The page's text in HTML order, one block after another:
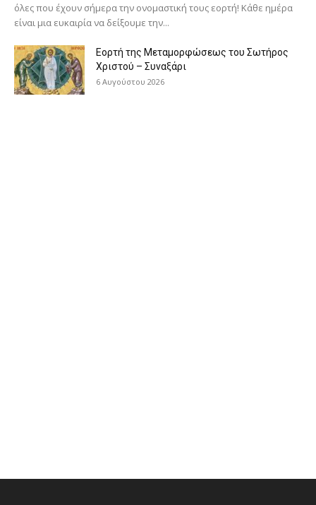
όλες που έχουν σήμερα την ονομαστική τους εορτή! Κάθε ημέρα
είναι μια ευκαιρία να δείξουμε την...
Εορτή της Μεταμορφώσεως του Σωτήρος
Χριστού – Συναξάρι
6 Αυγούστου 2026